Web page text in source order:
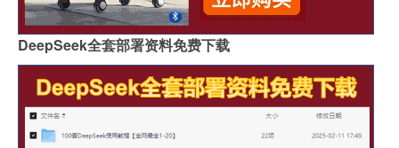
DeepSeek全套部署资料免费下载